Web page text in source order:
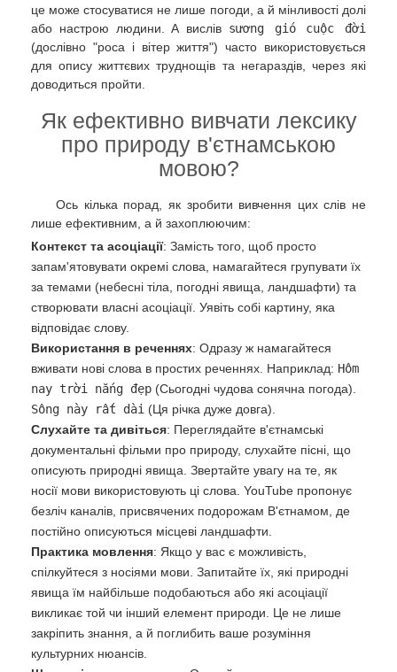
це може стосуватися не лише погоди, а й мінливості долі
або настрою людини. А вислів sương gió cuộc đời
(дослівно "роса і вітер життя") часто використовується
для опису життєвих труднощів та негараздів, через які
доводиться пройти.
Як ефективно вивчати лексику
про природу в'єтнамською
мовою?
Ось кілька порад, як зробити вивчення цих слів не
лише ефективним, а й захоплюючим:
Контекст та асоціації: Замість того, щоб просто
запам'ятовувати окремі слова, намагайтеся групувати їх
за темами (небесні тіла, погодні явища, ландшафти) та
створювати власні асоціації. Уявіть собі картину, яка
відповідає слову.
Використання в реченнях: Одразу ж намагайтеся
вживати нові слова в простих реченнях. Наприклад: Hôm
nay trời nắng đẹp (Сьогодні чудова сонячна погода).
Sông này rất dài (Ця річка дуже довга).
Слухайте та дивіться: Переглядайте в'єтнамські
документальні фільми про природу, слухайте пісні, що
описують природні явища. Звертайте увагу на те, як
носії мови використовують ці слова. YouTube пропонує
безліч каналів, присвячених подорожам В'єтнамом, де
постійно описуються місцеві ландшафти.
Практика мовлення: Якщо у вас є можливість,
спілкуйтеся з носіями мови. Запитайте їх, які природні
явища їм найбільше подобаються або які асоціації
викликає той чи інший елемент природи. Це не лише
закріпить знання, а й поглибить ваше розуміння
культурних нюансів.